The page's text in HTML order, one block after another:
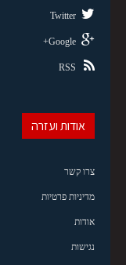
Twitter
Google+
RSS
אודות ועזרה
צרו קשר
מדיניות פרטיות
אודות
נגישות